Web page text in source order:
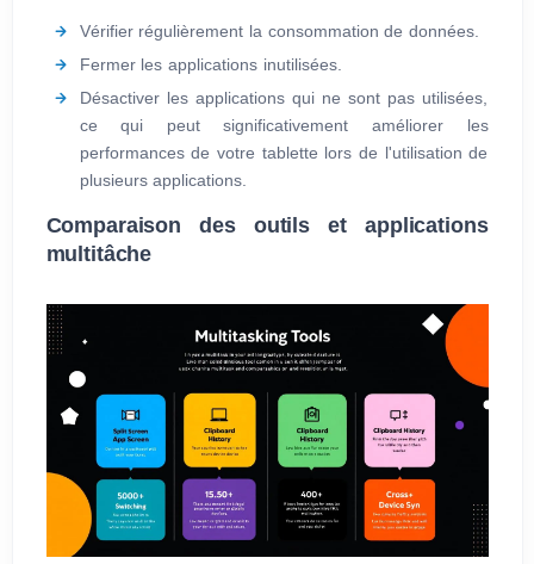
Vérifier régulièrement la consommation de données.
Fermer les applications inutilisées.
Désactiver les applications qui ne sont pas utilisées,
ce qui peut significativement améliorer les
performances de votre tablette lors de l'utilisation de
plusieurs applications.
Comparaison des outils et applications
multitâche